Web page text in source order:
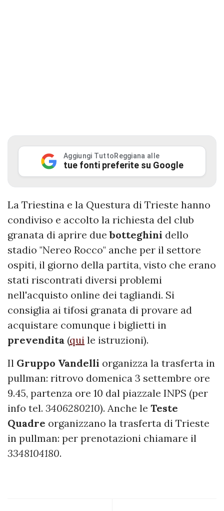
Aggiungi TuttoReggiana alle
tue fonti preferite su Google
La Triestina e la Questura di Trieste hanno
condiviso e accolto la richiesta del club
granata di aprire duebotteghini dello
stadio "Nereo Rocco" anche per il settore
ospiti, il giorno della partita, visto che erano
stati riscontrati diversi problemi
nell'acquisto online dei tagliandi. Si
consiglia ai tifosi granata di provare ad
acquistare comunque i biglietti in
prevendita (qui le istruzioni).
Il Gruppo Vandelli organizza la trasferta in
pullman: ritrovo domenica 3 settembre ore
9.45, partenza ore 10 dal piazzale INPS (per
info tel. 3406280210). Anche le Teste
Quadre organizzano la trasferta di Trieste
in pullman: per prenotazioni chiamare il
3348104180.